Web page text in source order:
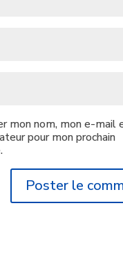
mon nom, mon e-mail
pour mon prochain